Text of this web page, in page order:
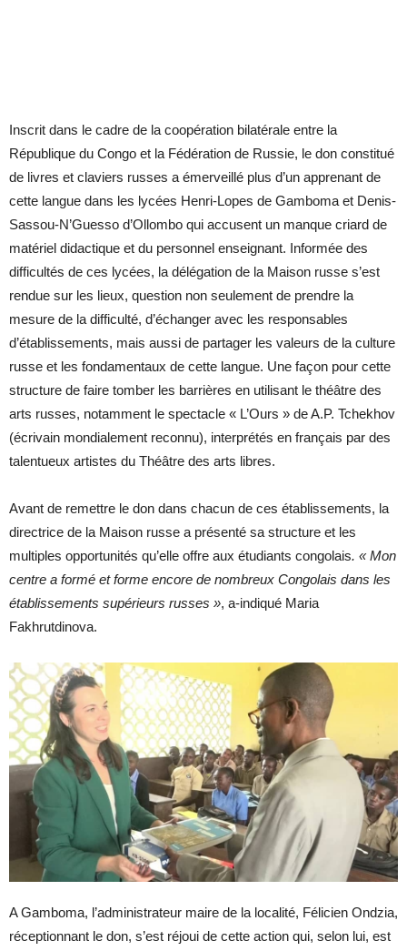
Inscrit dans le cadre de la coopération bilatérale entre la
République du Congo et la Fédération de Russie, le don constitué
de livres et claviers russes a émerveillé plus d’un apprenant de
cette langue dans les lycées Henri-Lopes de Gamboma et Denis-
Sassou-N’Guesso d’Ollombo qui accusent un manque criard de
matériel didactique et du personnel enseignant. Informée des
difficultés de ces lycées, la délégation de la Maison russe s’est
rendue sur les lieux, question non seulement de prendre la
mesure de la difficulté, d’échanger avec les responsables
d’établissements, mais aussi de partager les valeurs de la culture
russe et les fondamentaux de cette langue. Une façon pour cette
structure de faire tomber les barrières en utilisant le théâtre des
arts russes, notamment le spectacle « L’Ours » de A.P. Tchekhov
(écrivain mondialement reconnu), interprétés en français par des
talentueux artistes du Théâtre des arts libres.
Avant de remettre le don dans chacun de ces établissements, la
directrice de la Maison russe a présenté sa structure et les
multiples opportunités qu’elle offre aux étudiants congolais. « Mon
centre a formé et forme encore de nombreux Congolais dans les
établissements supérieurs russes », a-indiqué Maria
Fakhrutdinova.
A Gamboma, l’administrateur maire de la localité, Félicien Ondzia,
réceptionnant le don, s’est réjoui de cette action qui, selon lui, est